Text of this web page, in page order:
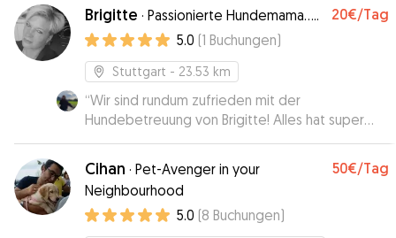
Brigitte · Passionierte Hundemama..... 20€/Tag
5.0 (1 Buchungen)
Stuttgart - 23.53 km
“Wir sind rundum zufrieden mit der
Hundebetreuung von Brigitte! Alles hat super
geklappt. Unseren Hund war mit viel Liebe und
Fürsorge betreut. Es war offensichtlich, dass sie
viel Erfahrung und Verständnis für Hunde hat😊 ”
Cihan · Pet-Avenger in your
Neighbourhood
50€/Tag
5.0 (8 Buchungen)